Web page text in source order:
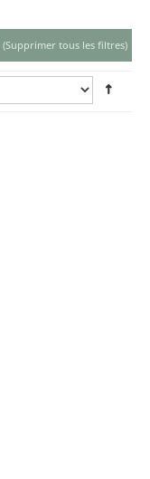
(Supprimer tous les filtres)